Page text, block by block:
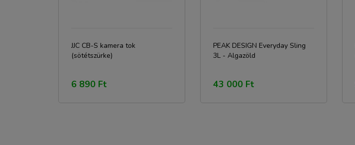
JJC CB-S kamera tok
(sötétszürke)
6 890 Ft
PEAK DESIGN Everyday Sling
3L - Algazöld
43 000 Ft